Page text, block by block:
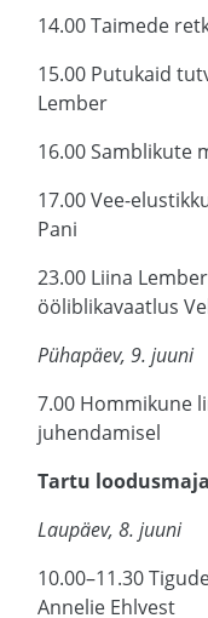
14.00 Taimede
15.00 Putukaid
Lember
16.00 Samblikute
17.00 Vee-
Pani
23.00 Liina
ööliblikavaatlus
Pühapäev, 9. juuni
7.00 Hommikune
juhendamisel
Tartu
Laupäev, 8. juuni
10.00–11.30
Annelie Ehlvest